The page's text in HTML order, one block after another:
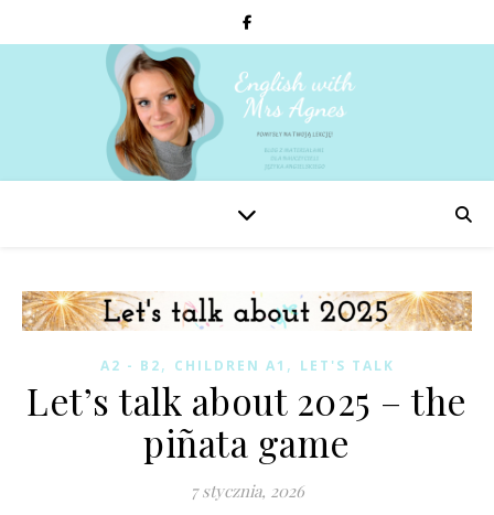
A2 - B2, CHILDREN A1 , LET'S TALK
Let’s talk about 2025 – the
piñata game
7 stycznia, 2026